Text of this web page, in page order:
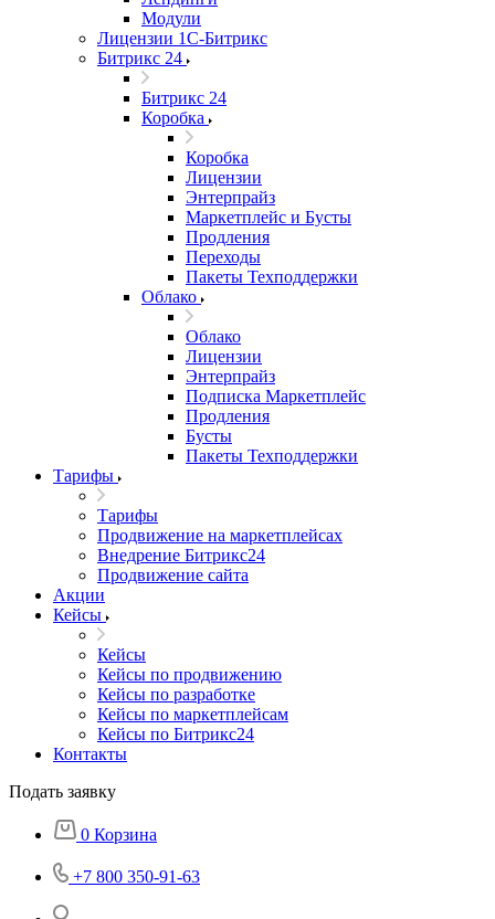
Модули
Лицензии 1С-Битрикс
Битрикс 24
Битрикс 24
Коробка
Коробка
Лицензии
Энтерпрайз
Маркетплейс и Бусты
Продления
Переходы
Пакеты Техподдержки
Облако
Облако
Лицензии
Энтерпрайз
Подписка Маркетплейс
Продления
Бусты
Пакеты Техподдержки
Тарифы
Тарифы
Продвижение на маркетплейсах
Внедрение Битрикс24
Продвижение сайта
Акции
Кейсы
Кейсы
Кейсы по продвижению
Кейсы по разработке
Кейсы по маркетплейсам
Кейсы по Битрикс24
Контакты
Подать заявку
0 Корзина
+7 800 350-91-63